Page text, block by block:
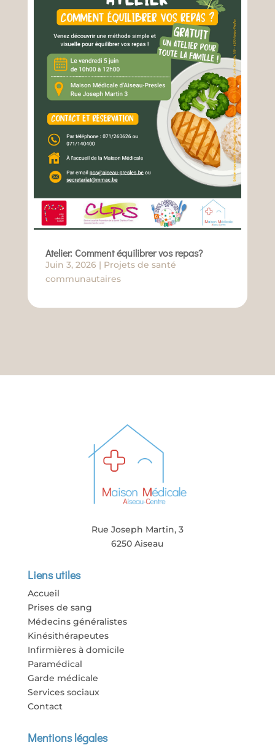
Atelier: Comment équilibrer vos repas?
Juin 3, 2026 | Projets de santé
communautaires
Rue Joseph Martin, 3
6250 Aiseau
Liens utiles
Accueil
Prises de sang
Médecins généralistes
Kinésithérapeutes
Infirmières à domicile
Paramédical
Garde médicale
Services sociaux
Contact
Mentions légales